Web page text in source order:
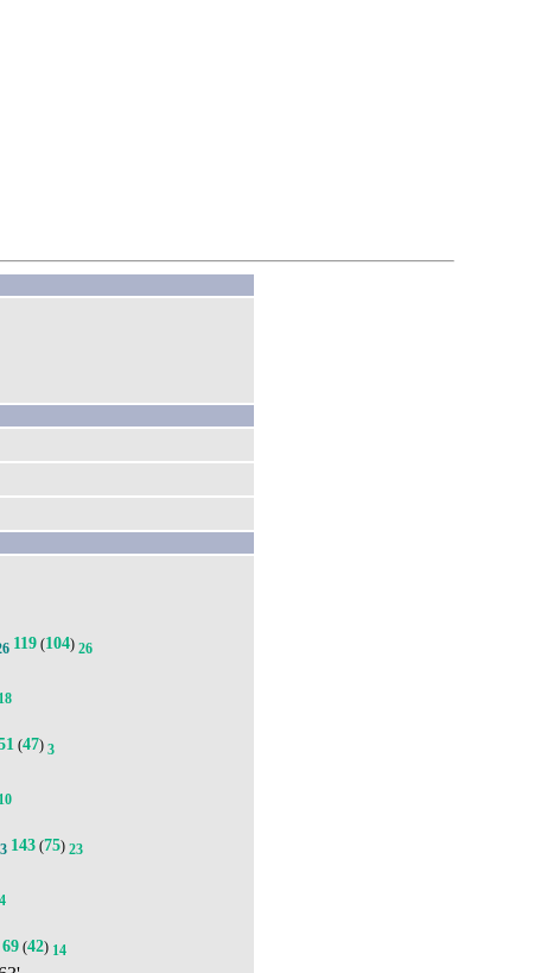
119 (104) 26
18
(47) 3
10
143 (75) 23
69 (42) 14